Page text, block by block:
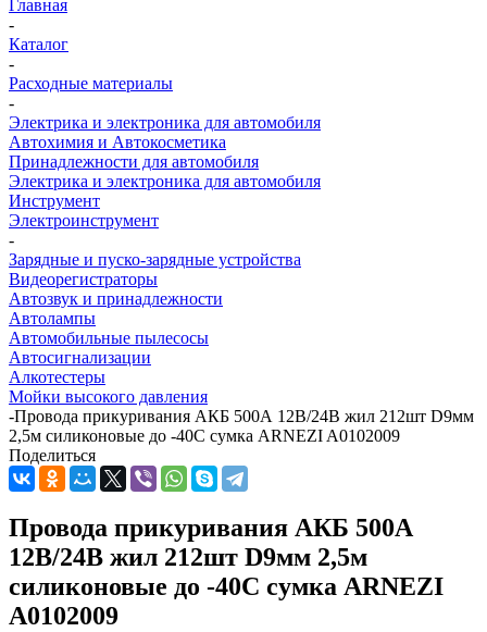
Главная
-
Каталог
-
Расходные материалы
-
Электрика и электроника для автомобиля
Автохимия и Автокосметика
Принадлежности для автомобиля
Электрика и электроника для автомобиля
Инструмент
Электроинструмент
-
Зарядные и пуско-зарядные устройства
Видеорегистраторы
Автозвук и принадлежности
Автолампы
Автомобильные пылесосы
Автосигнализации
Алкотестеры
Мойки высокого давления
-Провода прикуривания АКБ 500А 12В/24В жил 212шт D9мм
2,5м силиконовые до -40C сумка ARNEZI A0102009
Поделиться
Провода прикуривания АКБ 500А
12В/24В жил 212шт D9мм 2,5м
силиконовые до -40C сумка ARNEZI
A0102009